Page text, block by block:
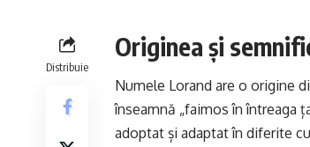
Distribuie
Originea și
Numele Lorand are o origine
înseamnă „faimos în întreaga
adoptat și adaptat în diferite